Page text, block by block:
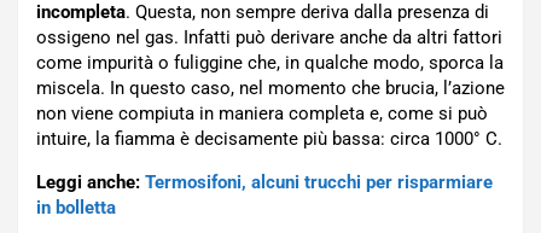
incompleta. Questa, non sempre deriva dalla presenza di
ossigeno nel gas. Infatti può derivare anche da altri fattori
come impurità o fuliggine che, in qualche modo, sporca la
miscela. In questo caso, nel momento che brucia, l’azione
non viene compiuta in maniera completa e, come si può
intuire, la fiamma è decisamente più bassa: circa 1000° C.
Leggi anche: Termosifoni, alcuni trucchi per risparmiare
in bolletta